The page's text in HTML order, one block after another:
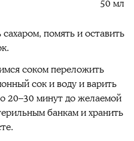
50 мл
помять и оставить
соком переложить
сок и воду и варить
20–30 минут до желаемой
банкам и хранить